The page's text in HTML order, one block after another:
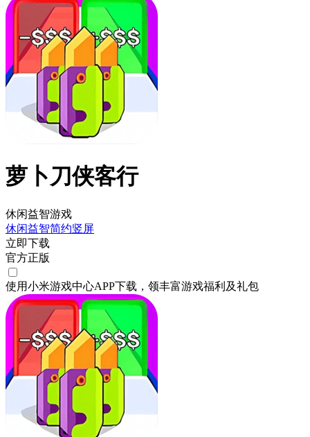
萝卜刀侠客行
休闲益智游戏
休闲益智简约竖屏
立即下载
官方正版
使用小米游戏中心APP下载 ，领丰富游戏福利 及礼包